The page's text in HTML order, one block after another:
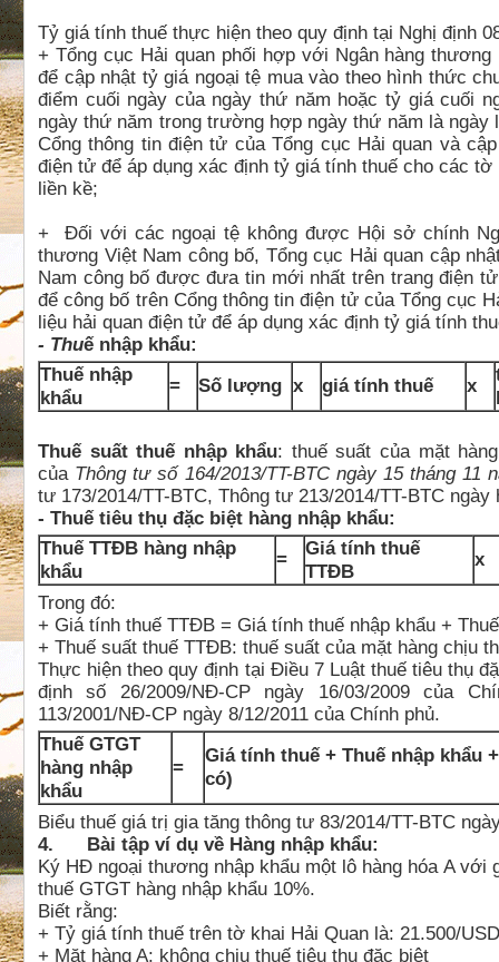
Tỷ giá tính thuế thực hiện theo quy định tại Nghị định
+ Tổng cục Hải quan phối hợp với Ngân hàng
để cập nhật tỷ giá ngoại tệ mua vào theo hình thức
điểm cuối ngày của ngày thứ năm hoặc tỷ giá cuối
ngày thứ năm trong trường hợp ngày thứ năm là ngày
Cổng thông tin điện tử của Tổng cục Hải quan và
điện tử để áp dụng xác định tỷ giá tính thuế cho các
liền kề;
+ Đối với các ngoại tệ không được Hội sở chính
thương Việt Nam công bố, Tổng cục Hải quan cập
Nam công bố được đưa tin mới nhất trên trang điện
để công bố trên Cổng thông tin điện tử của Tổng cục
liệu hải quan điện tử để áp dụng xác định tỷ giá tính
- Thuế nhập khẩu:
Thuế nhập
khẩu
= Số lượng x giá tính thuế x
Thuế suất thuế nhập khẩu: thuế suất của mặt
của Thông tư số 164/2013/TT-BTC ngày 15 tháng 11
tư 173/2014/TT-BTC, Thông tư 213/2014/TT-BTC
- Thuế tiêu thụ đặc biệt hàng nhập khẩu:
Thuế TTĐB hàng nhập
khẩu
=
Giá tính thuế
TTĐB
x
Trong đó:
+ Giá tính thuế TTĐB = Giá tính thuế nhập khẩu +
+ Thuế suất thuế TTĐB: thuế suất của mặt hàng chịu
Thực hiện theo quy định tại Điều 7 Luật thuế tiêu thụ
định số 26/2009/NĐ-CP ngày 16/03/2009 của
113/2001/NĐ-CP ngày 8/12/2011 của Chính phủ.
Thuế GTGT
hàng nhập
khẩu
=
Giá tính thuế + Thuế nhập khẩu
có)
Biểu thuế giá trị gia tăng thông tư 83/2014/TT-BTC
4. Bài tập ví dụ về Hàng nhập khẩu:
Ký HĐ ngoại thương nhập khẩu một lô hàng hóa A với
thuế GTGT hàng nhập khẩu 10%.
Biết rằng:
+ Tỷ giá tính thuế trên tờ khai Hải Quan là: 21.500/USD
+ Mặt hàng A: không chịu thuế tiêu thụ đặc biệt